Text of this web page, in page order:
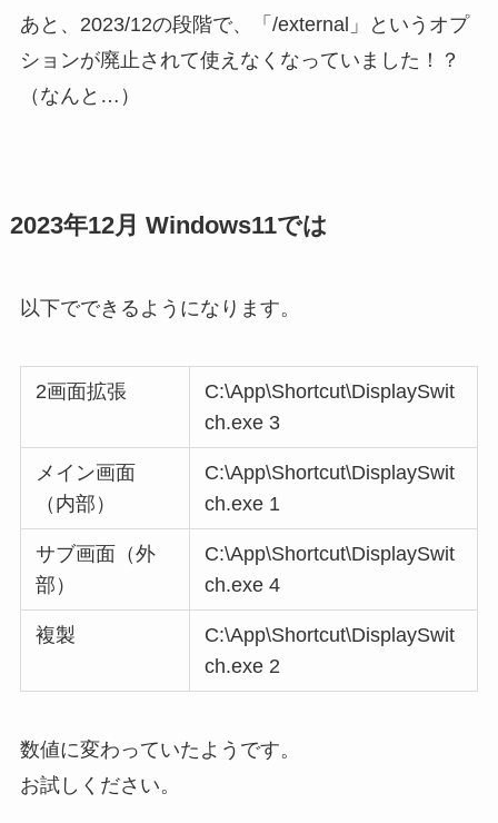
あと、2023/12の段階で、「/external」というオプ
ションが廃止されて使えなくなっていました！？
（なんと…）
2023年12月 Windows11では
以下でできるようになります。
2画面拡張
C:\App\Shortcut\DisplaySwit
ch.exe 3
メイン画面
（内部）
C:\App\Shortcut\DisplaySwit
ch.exe 1
サブ画面（外
部）
C:\App\Shortcut\DisplaySwit
ch.exe 4
複製
C:\App\Shortcut\DisplaySwit
ch.exe 2
数値に変わっていたようです。
お試しください。